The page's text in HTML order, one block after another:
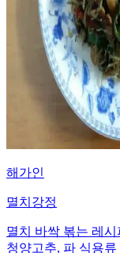
해가인
멸치강정
멸치 바싹 볶는 레
청양고추, 파 식용